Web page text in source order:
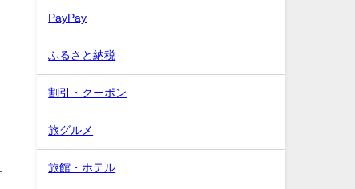
PayPay
ふるさと納税
割引・クーポン
旅グルメ
旅館・ホテル